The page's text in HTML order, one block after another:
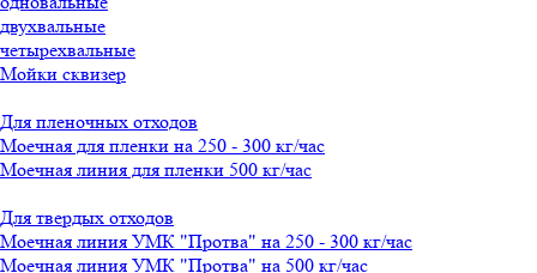
двухвальные
четырехвальные
Мойки сквизер
Для пленочных отходов
Моечная для пленки на 250 - 300 кг/час
Моечная линия для пленки 500 кг/час
Для твердых отходов
Моечная линия УМК "Протва" на 250 - 300 кг/час
Моечная линия УМК "Протва" на 500 кг/час